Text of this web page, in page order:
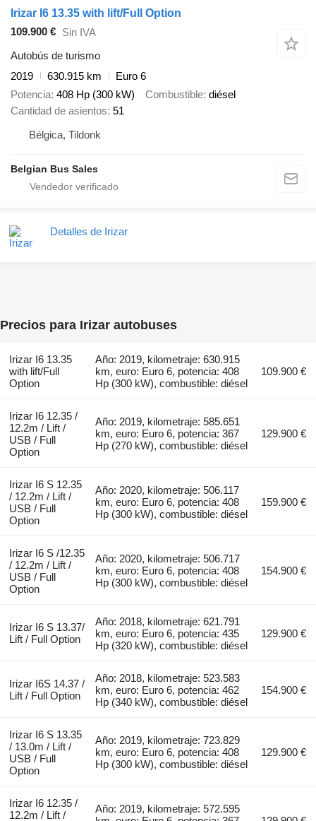
Irizar I6 13.35 with lift/Full Option
109.900 € Sin IVA
Autobús de turismo
2019
630.915 km
Euro 6
Potencia 408 Hp (300 kW) Combustible diésel
Cantidad de asientos 51
Bélgica, Tildonk
Belgian Bus Sales
Detalles de Irizar
Precios para Irizar autobuses
Irizar I6 13.35
with lift/Full
Option
Año: 2019, kilometraje: 630.915
km, euro: Euro 6, potencia: 408
Hp (300 kW), combustible: diésel
109.900 €
Irizar I6 12.35 /
12.2m / Lift /
USB / Full
Option
Año: 2019, kilometraje: 585.651
km, euro: Euro 6, potencia: 367
Hp (270 kW), combustible: diésel
129.900 €
Irizar I6 S 12.35
/ 12.2m / Lift /
USB / Full
Option
Año: 2020, kilometraje: 506.117
km, euro: Euro 6, potencia: 408
Hp (300 kW), combustible: diésel
159.900 €
Irizar I6 S /12.35
/ 12.2m / Lift /
USB / Full
Option
Año: 2020, kilometraje: 506.717
km, euro: Euro 6, potencia: 408
Hp (300 kW), combustible: diésel
154.900 €
Irizar I6 S 13.37/
Lift / Full Option
Año: 2018, kilometraje: 621.791
km, euro: Euro 6, potencia: 435
Hp (320 kW), combustible: diésel
129.900 €
Irizar I6S 14.37 /
Lift / Full Option
Año: 2018, kilometraje: 523.583
km, euro: Euro 6, potencia: 462
Hp (340 kW), combustible: diésel
154.900 €
Irizar I6 S 13.35
/ 13.0m / Lift /
USB / Full
Option
Año: 2019, kilometraje: 723.829
km, euro: Euro 6, potencia: 408
Hp (300 kW), combustible: diésel
129.900 €
Irizar I6 12.35 /
12.2m / Lift /
Año: 2019, kilometraje: 572.595